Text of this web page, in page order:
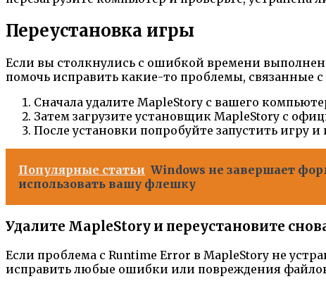
Переустановка игры
Если вы столкнулись с ошибкой времени
помочь исправить какие-то проблемы, связанные
Сначала удалите MapleStory с вашего
Затем загрузите установщик MapleStory с
После установки попробуйте запустить игру
Популярные статьи Windows не завершает
использовать вашу флешку
Удалите MapleStory и переустановите
Если проблема с Runtime Error в MapleStory не
исправить любые ошибки или повреждения